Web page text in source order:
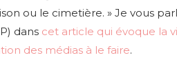
ou le cimetière. » Je vous
dans cet article qui évoque la
des médias à le faire.